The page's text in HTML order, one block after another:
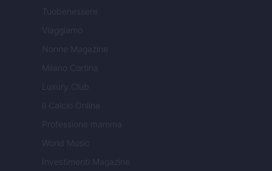
Tuobenessere
Viaggiamo
Nonne Magazine
Milano Cortina
Luxury Club
Il Calcio Online
Professione mamma
World Music
Investimenti Magazine